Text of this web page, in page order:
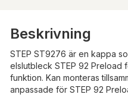
Beskrivning
STEP ST9276 är en kappa
elslutbleck STEP 92 Preload
funktion. Kan monteras
anpassade för STEP 92